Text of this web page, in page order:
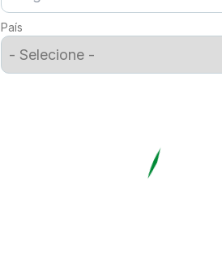
País